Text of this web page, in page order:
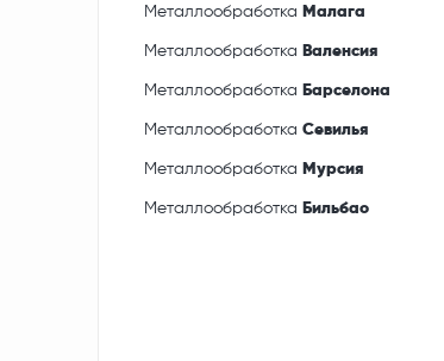
Металлообработка Малага
Металлообработка Валенсия
Металлообработка Барселона
Металлообработка Севилья
Металлообработка Мурсия
Металлообработка Бильбао